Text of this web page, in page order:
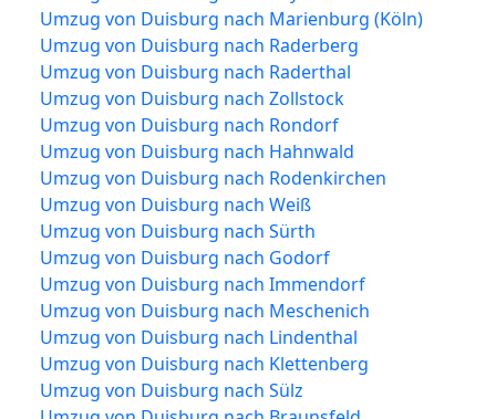
Umzug von Duisburg nach Marienburg (Köln)
Umzug von Duisburg nach Raderberg
Umzug von Duisburg nach Raderthal
Umzug von Duisburg nach Zollstock
Umzug von Duisburg nach Rondorf
Umzug von Duisburg nach Hahnwald
Umzug von Duisburg nach Rodenkirchen
Umzug von Duisburg nach Weiß
Umzug von Duisburg nach Sürth
Umzug von Duisburg nach Godorf
Umzug von Duisburg nach Immendorf
Umzug von Duisburg nach Meschenich
Umzug von Duisburg nach Lindenthal
Umzug von Duisburg nach Klettenberg
Umzug von Duisburg nach Sülz